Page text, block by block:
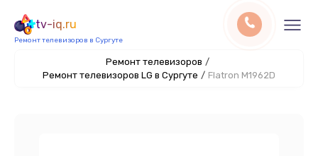
tv-iq.ru
Ремонт телевизоров в Сургуте
Ремонт телевизоров /
Ремонт телевизоров LG в Сургуте / Flatron M1962D